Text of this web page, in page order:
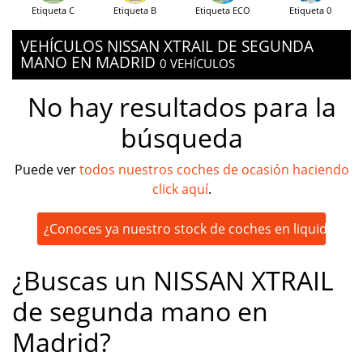
Etiqueta C Etiqueta B Etiqueta ECO Etiqueta 0
VEHÍCULOS NISSAN XTRAIL DE SEGUNDA
MANO EN MADRID 0 VEHÍCULOS
No hay resultados para la
búsqueda
Puede vertodos nuestros coches de ocasión haciendo
click aquí.
¿Conoces ya nuestro stock de coches en
¿Buscas un NISSAN XTRAIL
de segunda mano en
Madrid?